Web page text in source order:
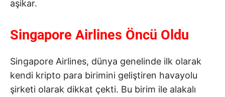
aşikar.
Singapore Airlines Öncü Oldu
Singapore Airlines, dünya genelinde ilk olarak
kendi kripto para birimini geliştiren havayolu
şirketi olarak dikkat çekti. Bu birim ile alakalı